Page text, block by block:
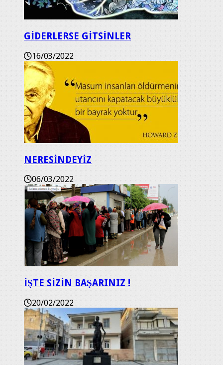
GİDERLERSE GİTSİNLER
16/03/2022
NERESİNDEYİZ
06/03/2022
İŞTE SİZİN BAŞARINIZ !
20/02/2022